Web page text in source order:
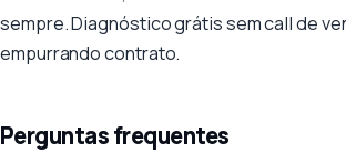
sempre. Diagnóstico grátis sem call de
empurrando contrato.
Perguntas frequentes